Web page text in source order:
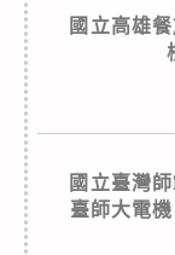
國立高雄
國立臺灣
臺師大電